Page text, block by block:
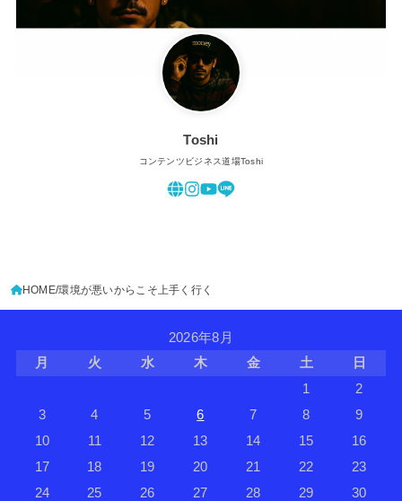
Toshi
コンテンツビジネス道場Toshi
HOME 環境が悪いからこそ上手く行く
2026年8月
月
火 水 木 金 土
日
1
2
3
4 5 6 7 8
9
10
11 12 13 14 15
16
17
18 19 20 21 22
23
24
25 26 27 28 29
30